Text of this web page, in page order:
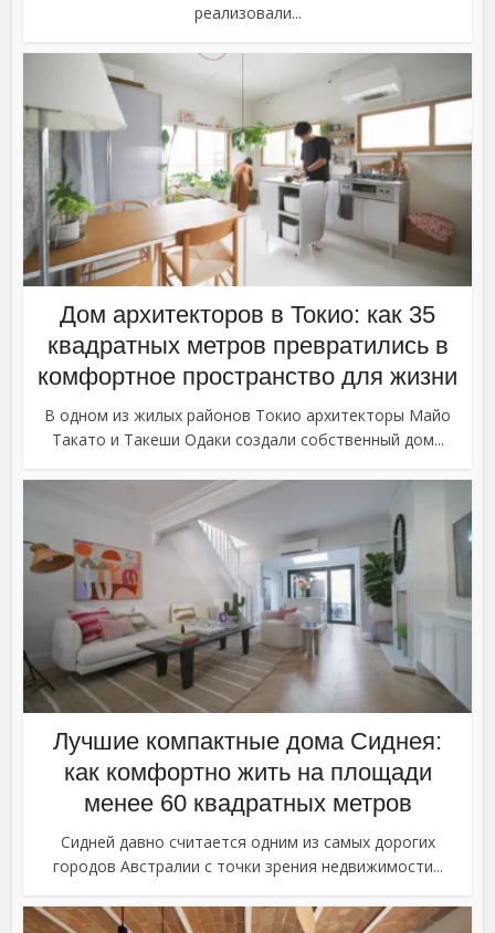
реализовали...
Дом архитекторов в Токио: как 35
квадратных метров превратились в
комфортное пространство для жизни
В одном из жилых районов Токио архитекторы Майо
Такато и Такеши Одаки создали собственный дом...
Лучшие компактные дома Сиднея:
как комфортно жить на площади
менее 60 квадратных метров
Сидней давно считается одним из самых дорогих
городов Австралии с точки зрения недвижимости...